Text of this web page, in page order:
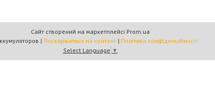
Сайт створений на маркетплейсі Prom.ua
Мир аккумуляторов | Поскаржитися на контент | Політика конфіденційності
Select Language ▼